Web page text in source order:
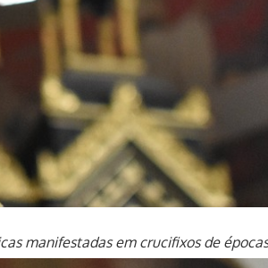
manifestadas em crucifixos de